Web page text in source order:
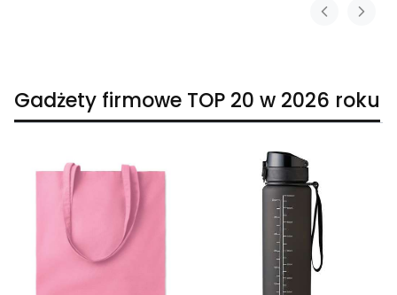
Gadżety firmowe TOP 20 w 2026 roku